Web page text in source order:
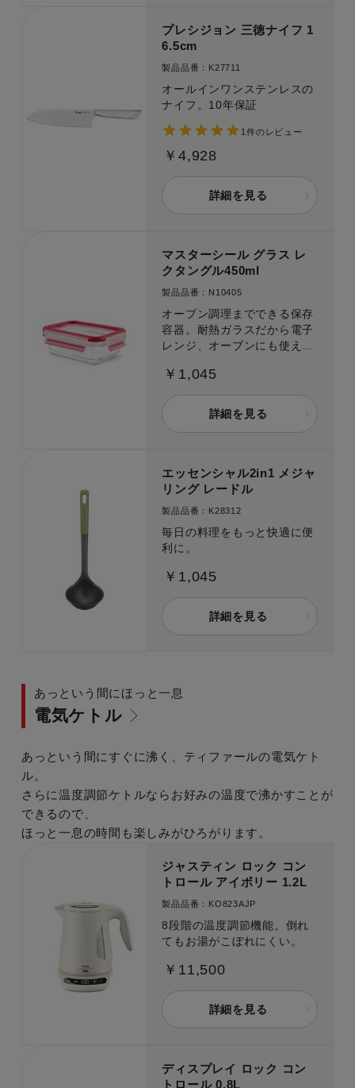
プレシジョン 三徳ナイフ 1
6.5cm
製品品番：K27711
オールインワンステンレスの
ナイフ。10年保証
1件のレビュー
￥4,928
詳細を見る
マスターシール グラス レ
クタングル450ml
製品品番：N10405
オーブン調理までできる保存
容器。耐熱ガラスだから電子
レンジ、オーブンにも使えて
￥1,045
詳細を見る
エッセンシャル2in1 メジャ
リング レードル
製品品番：K28312
毎日の料理をもっと快適に便
利に。
￥1,045
詳細を見る
電気ケトル
あっという間にほっと一息
あっという間にすぐに沸く、ティファールの電気ケト
ル。
さらに温度調節ケトルならお好みの温度で沸かすことが
できるので、
ほっと一息の時間も楽しみがひろがります。
ジャスティン ロック コン
トロール アイボリー 1.2L
製品品番：KO823AJP
8段階の温度調節機能。倒れ
てもお湯がこぼれにくい。
￥11,500
詳細を見る
ディスプレイ ロック コン
トロール 0.8L